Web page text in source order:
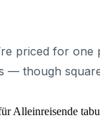
priced for one
— though
Alleinreisende